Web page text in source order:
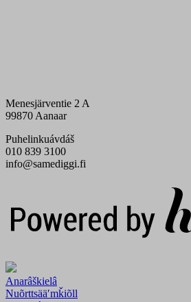
Menesjärventie 2 A
99870 Aanaar
Puhelinkuávdáš
010 839 3100
info@samediggi.fi
Anarâškielâ
Nuõrttsääʹmǩiõll